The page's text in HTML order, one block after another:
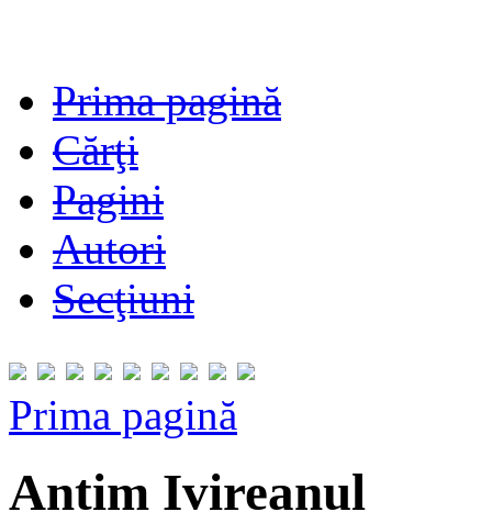
Prima pagină
Cărţi
Pagini
Autori
Secţiuni
Prima pagină
Antim Ivireanul